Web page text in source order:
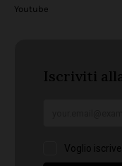
Youtube